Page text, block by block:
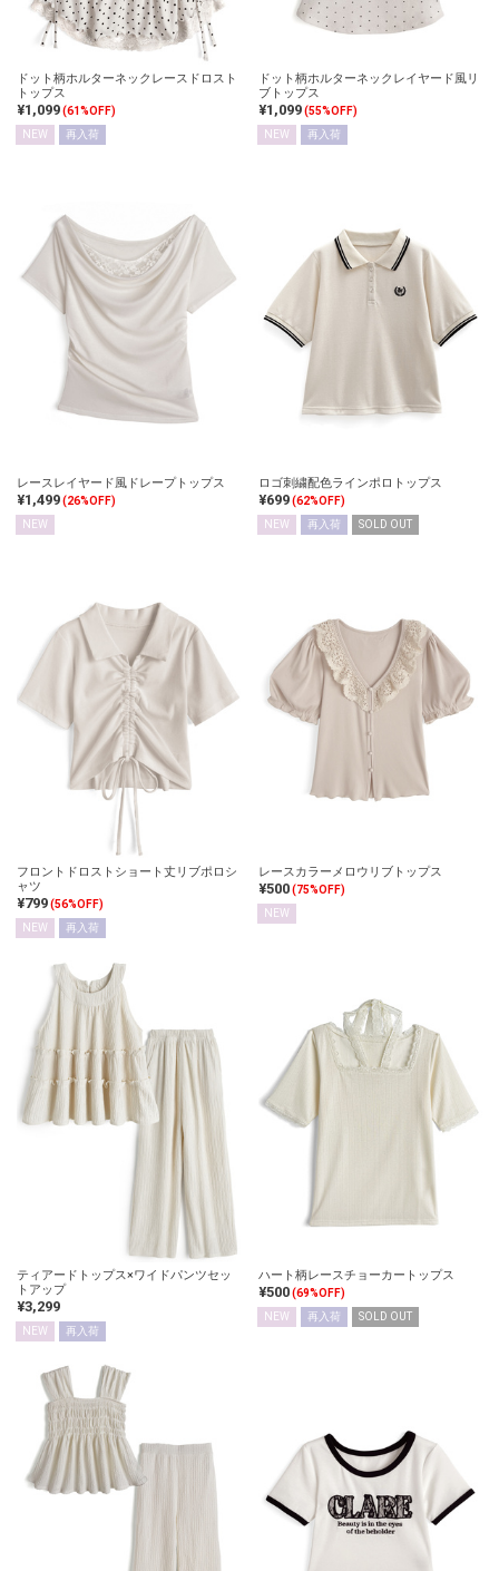
ドット柄ホルターネックレースドロスト
トップス
¥1,099(61%OFF)
NEW
再入荷
ドット柄ホルターネックレイヤード風リ
ブトップス
¥1,099(55%OFF)
NEW
再入荷
レースレイヤード風ドレープトップス
¥1,499(26%OFF)
NEW
ロゴ刺繍配色ラインポロトップス
¥699(62%OFF)
NEW
再入荷 SOLD OUT
フロントドロストショート丈リブポロシ
ャツ
¥799(56%OFF)
NEW
再入荷
レースカラーメロウリブトップス
¥500(75%OFF)
NEW
ティアードトップス×ワイドパンツセッ
トアップ
¥3,299
NEW 再入荷
ハート柄レースチョーカートップス
¥500(69%OFF)
NEW
再入荷 SOLD OUT